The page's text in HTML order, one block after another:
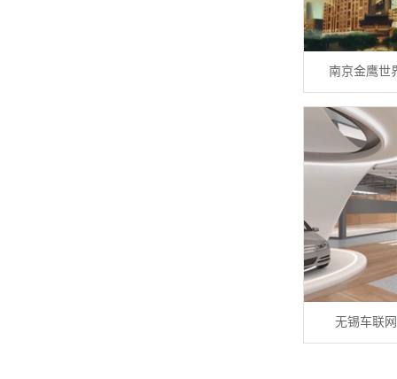
南京金鹰世
无锡车联